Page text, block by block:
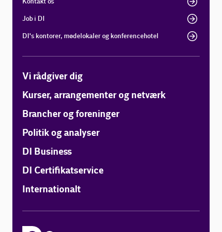
Job i DI
DI's kontorer, mødelokaler og konferencehotel
Vi rådgiver dig
Kurser, arrangementer og netværk
Brancher og foreninger
Politik og analyser
DI Business
DI Certifikatservice
Internationalt